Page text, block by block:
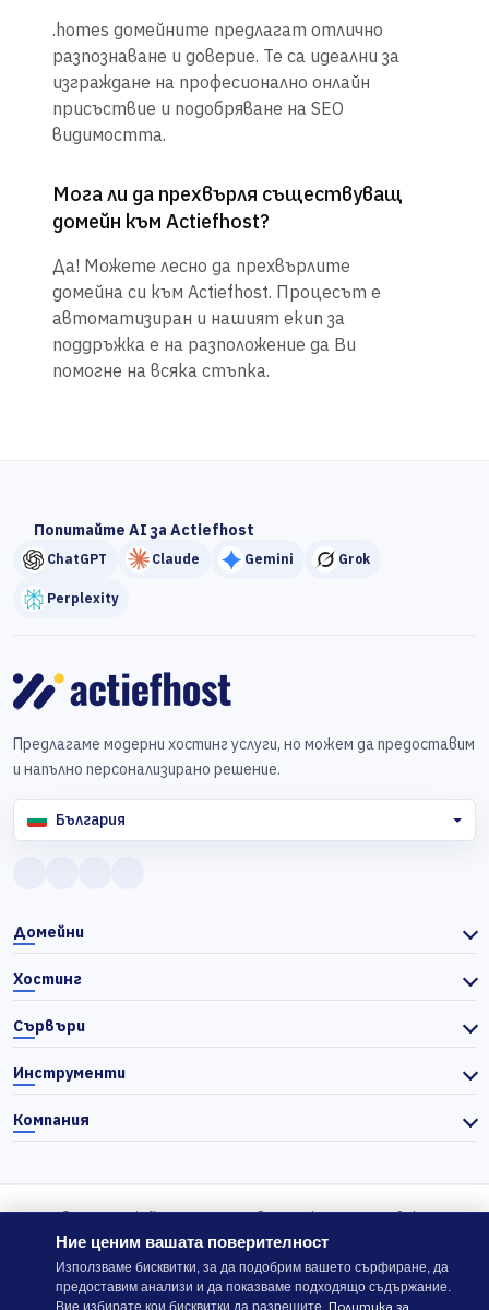
.homes домейните предлагат отлично
разпознаване и доверие. Те са идеални за
изграждане на професионално онлайн
присъствие и подобряване на SEO
видимостта.
Мога ли да прехвърля съществуващ
домейн към Actiefhost?
Да! Можете лесно да прехвърлите
домейна си към Actiefhost. Процесът е
автоматизиран и нашият екип за
поддръжка е на разположение да Ви
помогне на всяка стъпка.
Попитайте AI за Actiefhost
ChatGPT Claude Gemini Grok
Perplexity
Предлагаме модерни хостинг услуги, но можем да предоставим
и напълно персонализирано решение.
България
Домейни
Хостинг
Сървъри
Инструменти
Компания
© 2026 Actiefhost. Съгласно българското търговско
законодателство цените в сайта се показват без ДДС, а ДДС се
изчислява отделно при завършване на поръчката, когато е
приложимо.
Ние ценим вашата поверителност
Използваме бисквитки, за да подобрим вашето сърфиране, да
предоставим анализи и да показваме подходящо съдържание.
Вие избирате кои бисквитки да разрешите. Политика за